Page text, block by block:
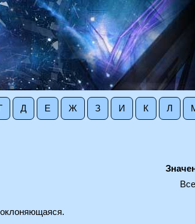
Д Е Ж З И К Л